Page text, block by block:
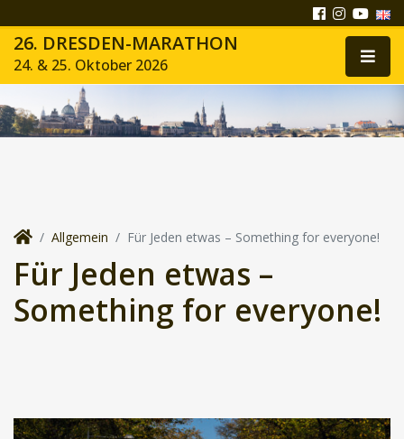
26. DRESDEN-MARATHON
24. & 25. Oktober 2026
Allgemein Für Jeden etwas – Something for everyone!
Für Jeden etwas –
Something for everyone!